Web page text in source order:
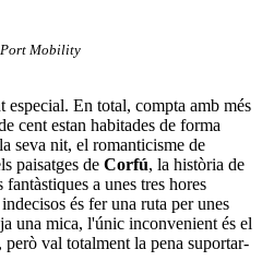
Port Mobility
especial. En total, compta amb més
cent estan habitades de forma
seva nit, el romanticisme de
paisatges de Corfú, la història de
a unes tres hores
és fer una ruta per unes
una mica, l'únic inconvenient és el
val totalment la pena suportar-
tota la resta.